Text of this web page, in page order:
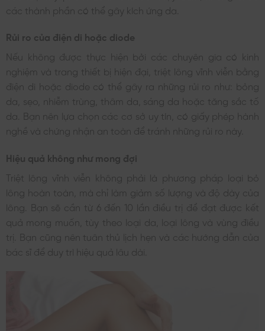
các thành phần có thể gây kích ứng da.
Rủi ro của điện di hoặc diode
Nếu không được thực hiện bởi các chuyên gia có kinh
nghiệm và trang thiết bị hiện đại, triệt lông vĩnh viễn bằng
điện di hoặc diode có thể gây ra những rủi ro như: bỏng
da, sẹo, nhiễm trùng, thâm da, sáng da hoặc tăng sắc tố
da. Bạn nên lựa chọn các cơ sở uy tín, có giấy phép hành
nghề và chứng nhận an toàn để tránh những rủi ro này.
Hiệu quả không như mong đợi
Triệt lông vĩnh viễn không phải là phương pháp loại bỏ
lông hoàn toàn, mà chỉ làm giảm số lượng và độ dày của
lông. Bạn sẽ cần từ 6 đến 10 lần điều trị để đạt được kết
quả mong muốn, tùy theo loại da, loại lông và vùng điều
trị. Bạn cũng nên tuân thủ lịch hẹn và các hướng dẫn của
bác sĩ để duy trì hiệu quả lâu dài.